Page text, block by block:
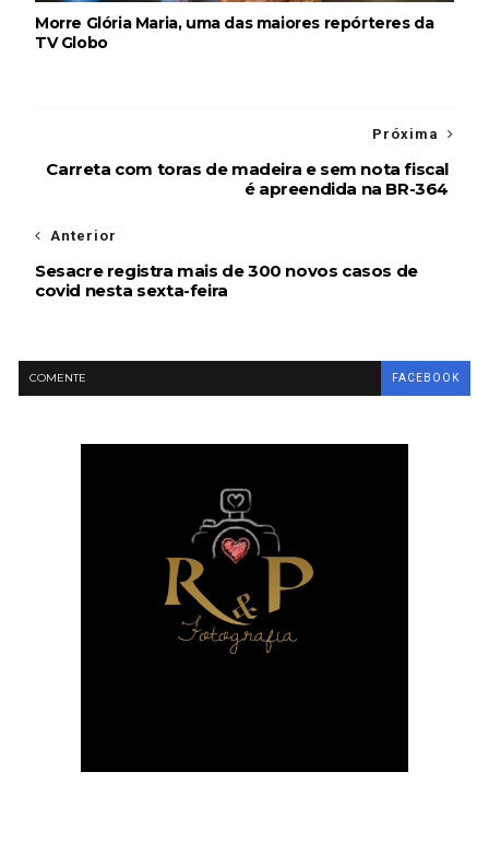
Morre Glória Maria, uma das maiores repórteres da
TV Globo
Próxima
Carreta com toras de madeira e sem nota fiscal
é apreendida na BR-364
Anterior
Sesacre registra mais de 300 novos casos de
covid nesta sexta-feira
COMENTE FACEBOOK